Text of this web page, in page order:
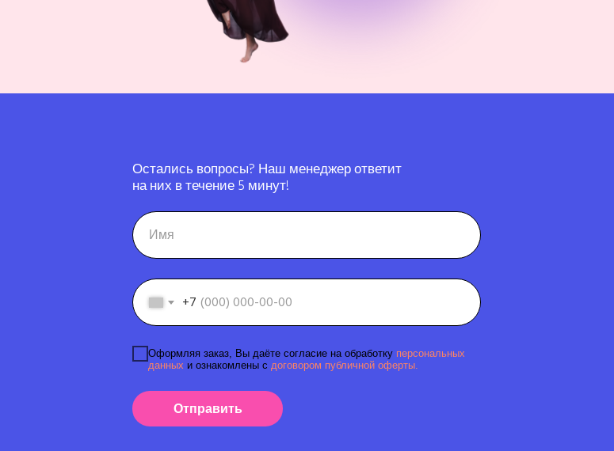
+7
Оформляя заказ, Вы даёте согласие на обработку персональных
данных и ознакомлены с договором публичной оферты.
Отправить
Остались вопросы? Наш менеджер ответит
на них в течение 5 минут!